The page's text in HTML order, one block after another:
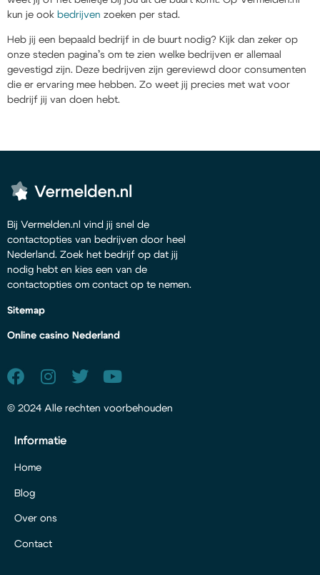
kun je ook bedrijven zoeken per stad.
Heb jij een bepaald bedrijf in de buurt nodig? Kijk dan zeker op
onze steden pagina’s om te zien welke bedrijven er allemaal
gevestigd zijn. Deze bedrijven zijn gereviewd door consumenten
die er ervaring mee hebben. Zo weet jij precies met wat voor
bedrijf jij van doen hebt.
Bij Vermelden.nl vind jij snel de
contactopties van bedrijven door heel
Nederland. Zoek het bedrijf op dat jij
nodig hebt en kies een van de
contactopties om contact op te nemen.
Sitemap
Online casino Nederland
© 2024 Alle rechten voorbehouden
Informatie
Home
Blog
Over ons
Contact